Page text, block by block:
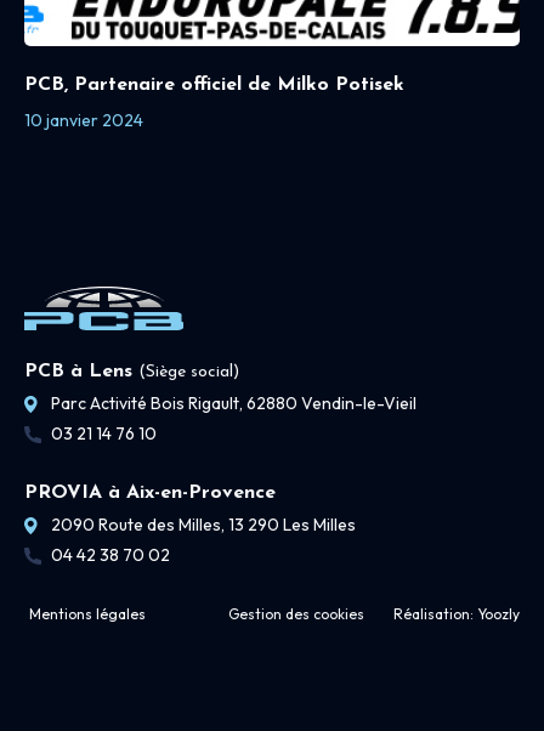
PCB, Partenaire officiel de Milko Potisek
10 janvier 2024
PCB à Lens (Siège social)
Parc Activité Bois Rigault, 62880 Vendin-le-Vieil
03 21 14 76 10
PROVIA à Aix-en-Provence
2090 Route des Milles, 13 290 Les Milles
04 42 38 70 02
Mentions légales Gestion des cookies Réalisation: Yoozly